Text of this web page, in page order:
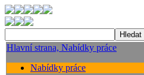
Hlavní strana, Nabídky práce
Nabídky práce